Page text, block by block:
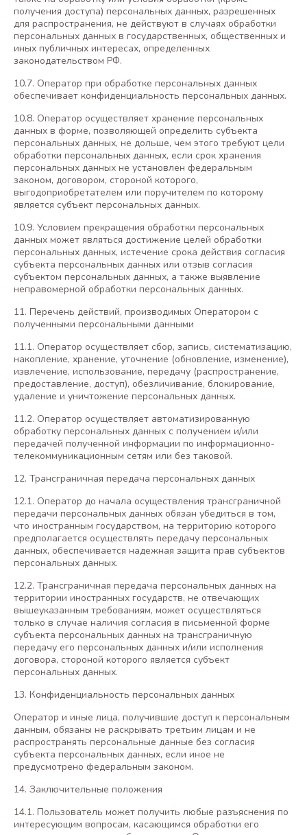
получения доступа) персональных данных, разрешенных
для распространения, не действуют в случаях обработки
персональных данных в государственных, общественных и
иных публичных интересах, определенных
законодательством РФ.
10.7. Оператор при обработке персональных данных
обеспечивает конфиденциальность персональных данных.
10.8. Оператор осуществляет хранение персональных
данных в форме, позволяющей определить субъекта
персональных данных, не дольше, чем этого требуют цели
обработки персональных данных, если срок хранения
персональных данных не установлен федеральным
законом, договором, стороной которого,
выгодоприобретателем или поручителем по которому
является субъект персональных данных.
10.9. Условием прекращения обработки персональных
данных может являться достижение целей обработки
персональных данных, истечение срока действия согласия
субъекта персональных данных или отзыв согласия
субъектом персональных данных, а также выявление
неправомерной обработки персональных данных.
11. Перечень действий, производимых Оператором с
полученными персональными данными
11.1. Оператор осуществляет сбор, запись, систематизацию,
накопление, хранение, уточнение (обновление, изменение),
извлечение, использование, передачу (распространение,
предоставление, доступ), обезличивание, блокирование,
удаление и уничтожение персональных данных.
11.2. Оператор осуществляет автоматизированную
обработку персональных данных с получением и/или
передачей полученной информации по информационно-
телекоммуникационным сетям или без таковой.
12. Трансграничная передача персональных данных
12.1. Оператор до начала осуществления трансграничной
передачи персональных данных обязан убедиться в том,
что иностранным государством, на территорию которого
предполагается осуществлять передачу персональных
данных, обеспечивается надежная защита прав субъектов
персональных данных.
12.2. Трансграничная передача персональных данных на
территории иностранных государств, не отвечающих
вышеуказанным требованиям, может осуществляться
только в случае наличия согласия в письменной форме
субъекта персональных данных на трансграничную
передачу его персональных данных и/или исполнения
договора, стороной которого является субъект
персональных данных.
13. Конфиденциальность персональных данных
Оператор и иные лица, получившие доступ к персональным
данным, обязаны не раскрывать третьим лицам и не
распространять персональные данные без согласия
субъекта персональных данных, если иное не
предусмотрено федеральным законом.
14. Заключительные положения
14.1. Пользователь может получить любые разъяснения по
интересующим вопросам, касающимся обработки его